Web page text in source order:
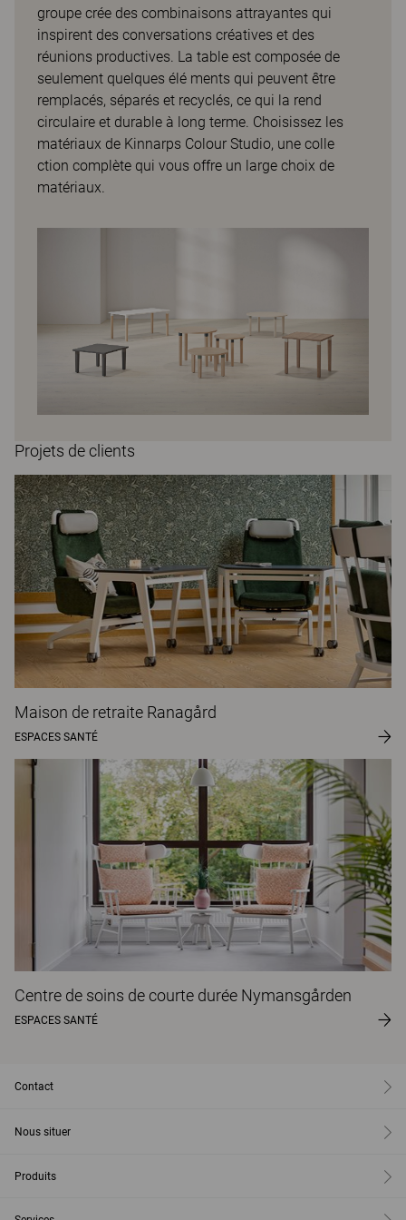
groupe crée des combinaisons attrayantes qui
inspirent des conversations créatives et des
réunions productives. La table est composée de
seulement quelques élé ments qui peuvent être
remplacés, séparés et recyclés, ce qui la rend
circulaire et durable à long terme. Choisissez les
matériaux de Kinnarps Colour Studio, une colle
ction complète qui vous offre un large choix de
matériaux.
Projets de clients
Maison de retraite Ranagård
ESPACES SANTÉ
Centre de soins de courte durée Nymansgården
ESPACES SANTÉ
Contact
Nous situer
Produits